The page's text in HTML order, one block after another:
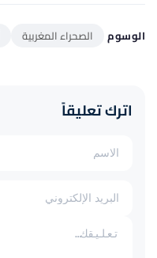
الوسوم الصحراء المغربية
اترك تعليقاً